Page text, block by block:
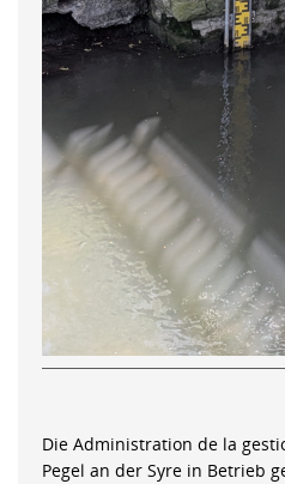
Die Administration de la
Pegel an der Syre in Betrieb